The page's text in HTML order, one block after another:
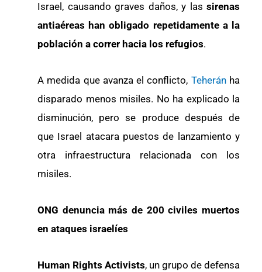
Israel, causando graves daños, y las sirenas
antiaéreas han obligado repetidamente a la
población a correr hacia los refugios.
A medida que avanza el conflicto, Teheránha
disparado menos misiles. No ha explicado la
disminución, pero se produce después de
que Israel atacara puestos de lanzamiento y
otra infraestructura relacionada con los
misiles.
ONG denuncia más de 200 civiles muertos
en ataques israelíes
Human Rights Activists, un grupo de defensa